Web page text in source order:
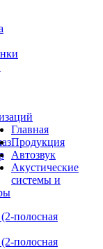
Главная
Продукция
Автозвук
Акустические
системы и